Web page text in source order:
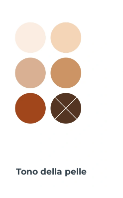
Tono della pelle